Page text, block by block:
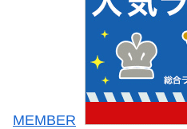
MEMBER